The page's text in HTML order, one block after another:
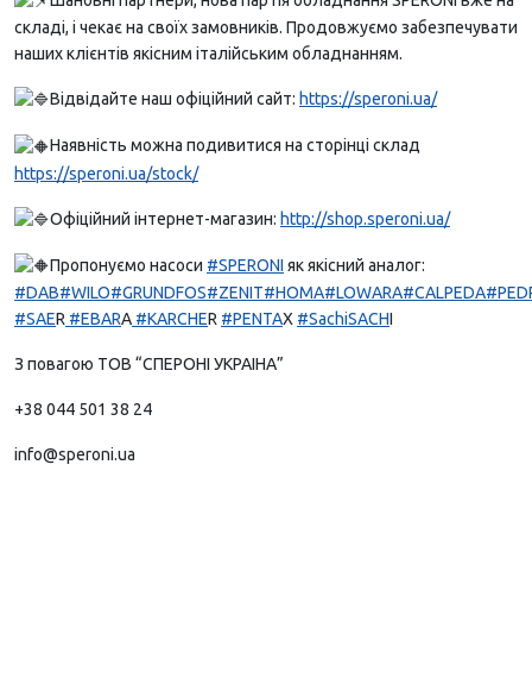
складі, і чекає на своїх замовників. Продовжуємо забезпечувати
наших клієнтів якісним італійським обладнанням.
Відвідайте наш офіційний сайт: https://speroni.ua/
Наявність можна подивитися на сторінці склад
https://speroni.ua/stock/
Офіційний інтернет-магазин: http://shop.speroni.ua/
Пропонуємо насоси #SPERONI як якісний аналог:
#DAB#WILO#GRUNDFOS#ZENIT#HOMA#LOWARA#CALPEDA
#SAER #EBARA #KARCHER #PENTAX #SachiSACHI
З повагою ТОВ “СПЕРОНІ УКРАІНА”
+38 044 501 38 24
info@speroni.ua